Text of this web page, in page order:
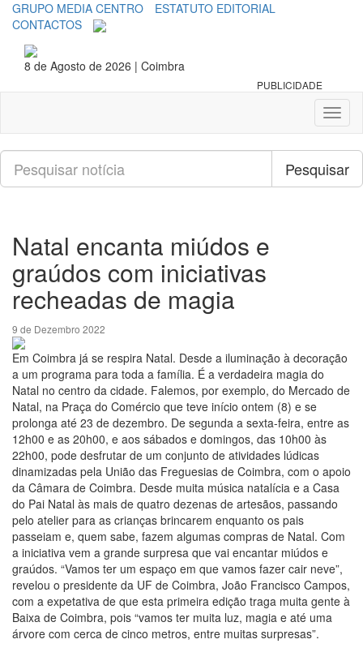
GRUPO MEDIA CENTRO
ESTATUTO EDITORIAL
CONTACTOS
8 de Agosto de 2026 | Coimbra
PUBLICIDADE
Pesquisar
Pesquisar
Natal encanta miúdos e
graúdos com iniciativas
recheadas de magia
9 de Dezembro 2022
Em Coimbra já se respira Natal. Desde a iluminação à decoração
a um programa para toda a família. É a verdadeira magia do
Natal no centro da cidade. Falemos, por exemplo, do Mercado de
Natal, na Praça do Comércio que teve início ontem (8) e se
prolonga até 23 de dezembro. De segunda a sexta-feira, entre as
12h00 e as 20h00, e aos sábados e domingos, das 10h00 às
22h00, pode desfrutar de um conjunto de atividades lúdicas
dinamizadas pela União das Freguesias de Coimbra, com o apoio
da Câmara de Coimbra. Desde muita música natalícia e a Casa
do Pai Natal às mais de quatro dezenas de artesãos, passando
pelo atelier para as crianças brincarem enquanto os pais
passeiam e, quem sabe, fazem algumas compras de Natal. Com
a iniciativa vem a grande surpresa que vai encantar miúdos e
graúdos. “Vamos ter um espaço em que vamos fazer cair neve”,
revelou o presidente da UF de Coimbra, João Francisco Campos,
com a expetativa de que esta primeira edição traga muita gente à
Baixa de Coimbra, pois “vamos ter muita luz, magia e até uma
árvore com cerca de cinco metros, entre muitas surpresas”.